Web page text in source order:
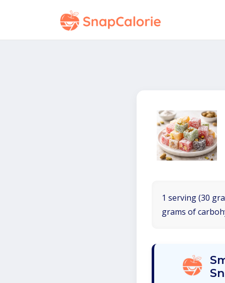
1 serving (30
grams of